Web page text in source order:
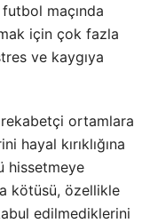
maçında
için çok fazla
ve kaygıya
ortamlara
hayal kırıklığına
hissetmeye
kötüsü, özellikle
edilmediklerini